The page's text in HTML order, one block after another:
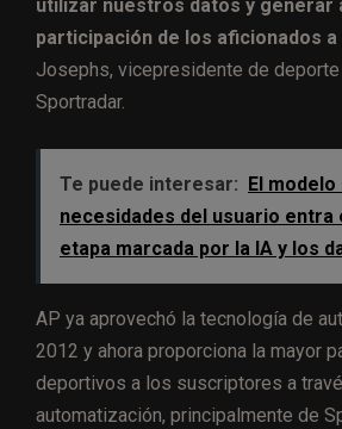
utilizar nuestros datos y generar
participación de los aficionados a
Josephs, vicepresidente de
Sportradar.
Te puede interesar:
El modelo
necesidades del usuario entra
etapa marcada por la IA y los
AP ya aprovechó la tecnología de
2012 y ahora proporciona la mayor
deportivos a los suscriptores a
automatización, principalmente de